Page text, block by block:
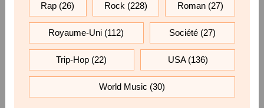
Rap (26) Rock(228) Roman(27)
Royaume-Uni (112) Société(27)
Trip-Hop (22) USA(136)
World Music (30)